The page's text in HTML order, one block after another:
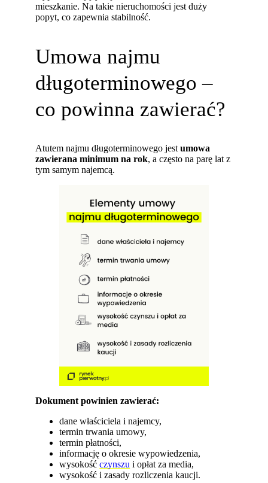
mieszkanie. Na takie nieruchomości jest duży
popyt, co zapewnia stabilność.
Umowa najmu
długoterminowego –
co powinna zawierać?
Atutem najmu długoterminowego jestumowa
zawierana minimum na rok, a często na parę lat z
tym samym najemcą.
Dokument powinien zawierać:
dane właściciela i najemcy,
termin trwania umowy,
termin płatności,
informację o okresie wypowiedzenia,
wysokośćczynszu i opłat za media,
wysokość i zasady rozliczenia kaucji.